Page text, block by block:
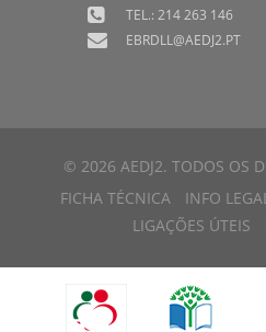
TEL.: 214 263 146
EBRDLL@AEDJ2.PT
© 2026 AEDJ2. TODOS OS
FICHA TÉCNICA
INFO LEGAL
LIGAÇÕES ÚTEIS